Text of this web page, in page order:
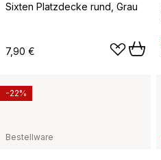
Sixten Platzdecke rund, Grau
7,90 €
Bestellware
-22%